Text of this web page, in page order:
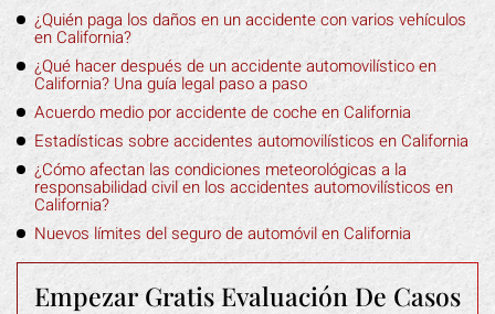
¿Quién paga los daños en un accidente con varios vehículos
en California?
¿Qué hacer después de un accidente automovilístico en
California? Una guía legal paso a paso
Acuerdo medio por accidente de coche en California
Estadísticas sobre accidentes automovilísticos en California
¿Cómo afectan las condiciones meteorológicas a la
responsabilidad civil en los accidentes automovilísticos en
California?
Nuevos límites del seguro de automóvil en California
Empezar GratisEvaluación De Casos